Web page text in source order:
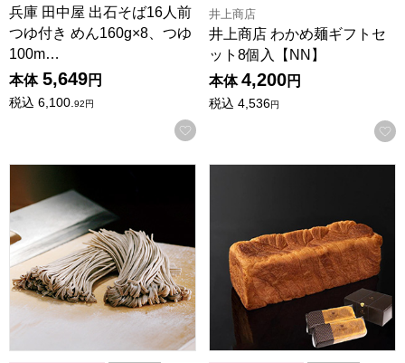
兵庫 田中屋 出石そば16人前
つゆ付き めん160g×8、つゆ
100m…
本体 5,649円
税込 6,100.92円
お気に入りに登録する
井上商店
井上商店 わかめ麺ギフトセ
ット8個入【NN】
本体 4,200円
税込 4,536円